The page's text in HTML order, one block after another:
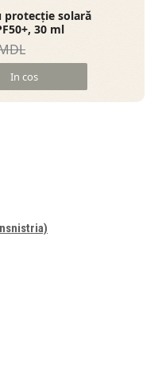
protecție solară
30 ml
In cos